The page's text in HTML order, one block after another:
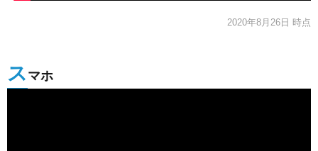
2020年8月26日 時点
ス マホ